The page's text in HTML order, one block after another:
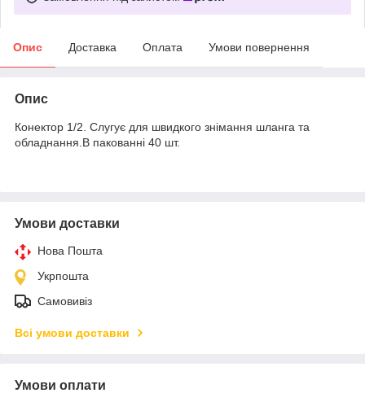
Опис Доставка Оплата Умови повернення
Опис
Конектор 1/2. Слугує для швидкого знімання шланга та
обладнання.В пакованні 40 шт.
Умови доставки
Нова Пошта
Укрпошта
Самовивіз
Всі умови доставки
Умови оплати